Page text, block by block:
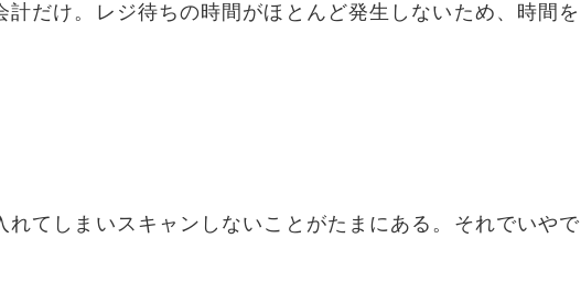
だけ。レジ待ちの時間がほとんど発生しないため、時間を
れてしまいスキャンしないことがたまにある。それでいやで